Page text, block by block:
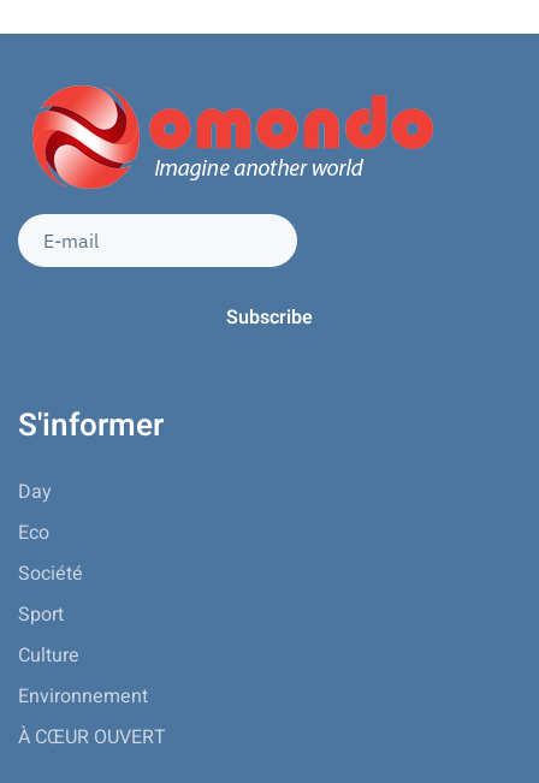
S'informer
Day
Eco
Société
Sport
Culture
Environnement
À CŒUR OUVERT